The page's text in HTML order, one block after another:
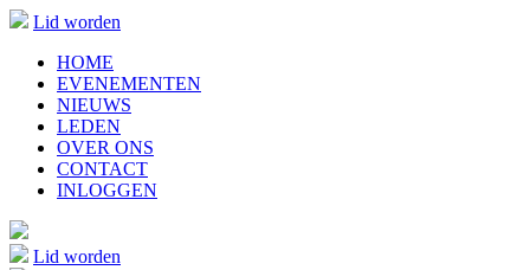
Lid worden
HOME
EVENEMENTEN
NIEUWS
LEDEN
OVER ONS
CONTACT
INLOGGEN
Lid worden